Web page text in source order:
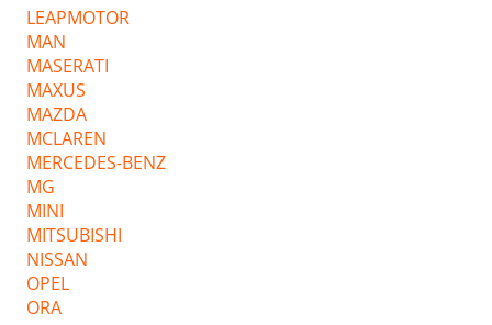
LEAPMOTOR
MAN
MASERATI
MAXUS
MAZDA
MCLAREN
MERCEDES-BENZ
MG
MINI
MITSUBISHI
NISSAN
OPEL
ORA